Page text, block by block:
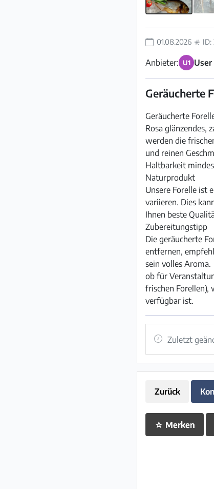
01.08.2026 ID:
Anbieter: U1 User
Geräucherte
Geräucherte
Rosa glänzendes,
werden die
und reinen
Haltbarkeit
Naturprodukt
Unsere Forelle ist
variieren. Dies
Ihnen beste
Zubereitungstipp
Die geräucherte
entfernen,
sein volles Aroma.
ob für
frischen Forellen),
verfügbar ist.
Zuletzt
Zurück
☆ Merken